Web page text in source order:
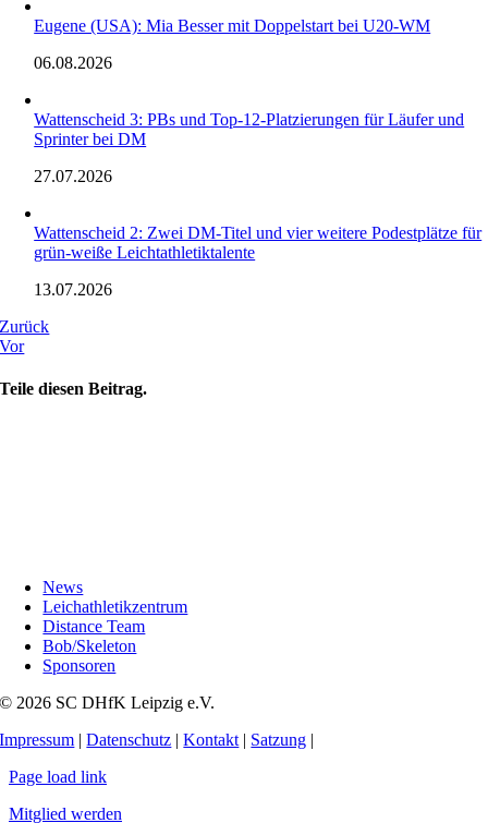
Eugene (USA): Mia Besser mit Doppelstart bei U20-WM
06.08.2026
Wattenscheid 3: PBs und Top-12-Platzierungen für Läufer und
Sprinter bei DM
27.07.2026
Wattenscheid 2: Zwei DM-Titel und vier weitere Podestplätze für
grün-weiße Leichtathletiktalente
13.07.2026
Zurück
Vor
Teile diesen Beitrag.
News
Leichathletikzentrum
Distance Team
Bob/Skeleton
Sponsoren
© 2026 SC DHfK Leipzig e.V.
Impressum |Datenschutz |Kontakt | Satzung |
Page load link
Mitglied werden